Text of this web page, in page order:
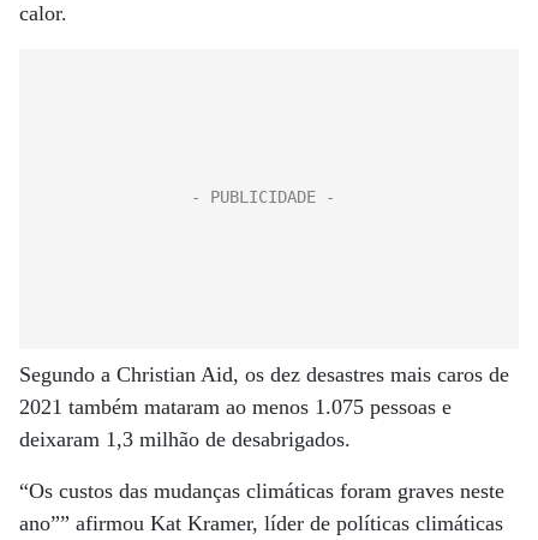
calor.
Segundo a Christian Aid, os dez desastres mais caros de
2021 também mataram ao menos 1.075 pessoas e
deixaram 1,3 milhão de desabrigados.
“Os custos das mudanças climáticas foram graves neste
ano”” afirmou Kat Kramer, líder de políticas climáticas